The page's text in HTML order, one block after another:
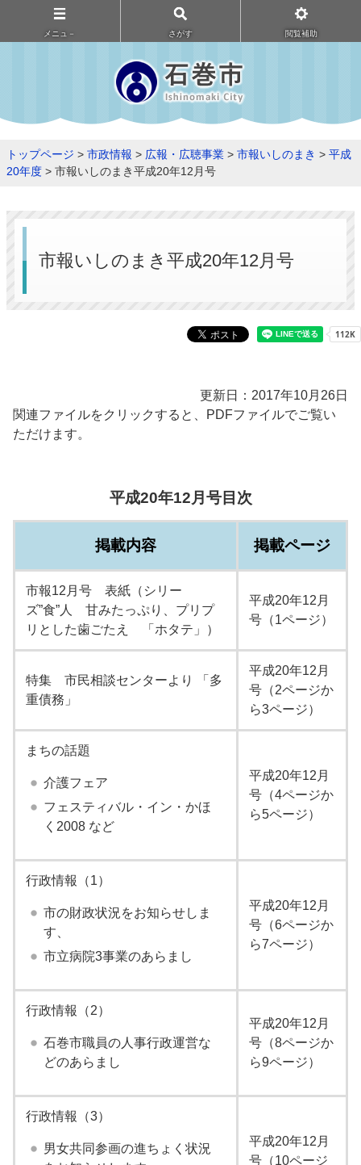
メニュ－ さがす 閲覧補助
トップページ > 市政情報 > 広報・広聴事業 > 市報いしのまき > 平成
20年度 > 市報いしのまき平成20年12月号
市報いしのまき平成20年12月号
更新日：2017年10月26日
関連ファイルをクリックすると、PDFファイルでご覧い
ただけます。
平成20年12月号目次
掲載内容 掲載ページ
市報12月号 表紙（シリー
ズ”食”人 甘みたっぷり、プリプ
リとした歯ごたえ 「ホタテ」）
平成20年12月
号（1ページ）
特集 市民相談センターより 「多
重債務」
平成20年12月
号（2ページか
ら3ページ）
まちの話題
介護フェア
フェスティバル・イン・かほ
く2008 など
平成20年12月
号（4ページか
ら5ページ）
行政情報（1）
市の財政状況をお知らせしま
す、
市立病院3事業のあらまし
平成20年12月
号（6ページか
ら7ページ）
行政情報（2）
石巻市職員の人事行政運営な
どのあらまし
平成20年12月
号（8ページか
ら9ページ）
行政情報（3）
男女共同参画の進ちょく状況
平成20年12月
号（10ページ